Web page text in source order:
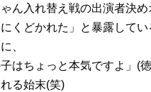
ん入れ替え戦の出演者決
くどかれた」と暴露してい
、
子はちょっと本気ですよ」(
る始末(笑)